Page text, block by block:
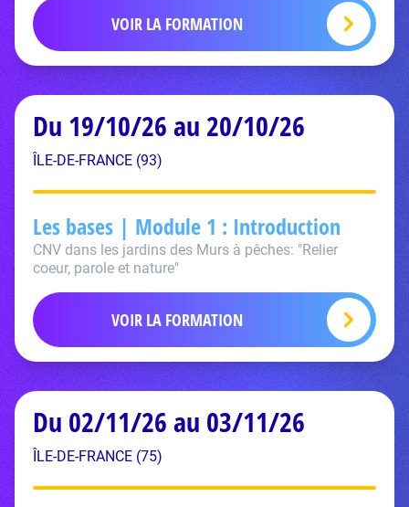
VOIR LA FORMATION
Du 19/10/26 au 20/10/26
ÎLE-DE-FRANCE (93)
Les bases | Module 1 : Introduction
CNV dans les jardins des Murs à pêches: "Relier
coeur, parole et nature"
VOIR LA FORMATION
Du 02/11/26 au 03/11/26
ÎLE-DE-FRANCE (75)